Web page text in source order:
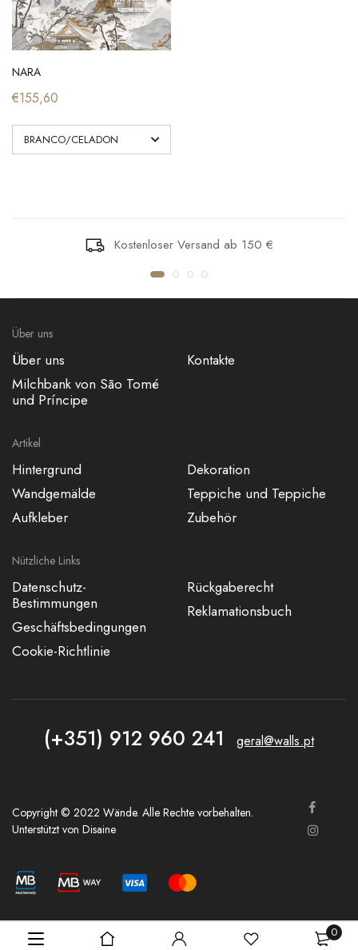
NARA
€155,60
Kostenloser Versand ab 150 €
Über uns
Über uns
Milchbank von São Tomé
und Príncipe
Kontakte
Artikel
Hintergrund
Wandgemälde
Aufkleber
Dekoration
Teppiche und Teppiche
Zubehör
Nützliche Links
Datenschutz-
Bestimmungen
Geschäftsbedingungen
Cookie-Richtlinie
Rückgaberecht
Reklamationsbuch
(+351) 912 960 241 geral@walls.pt
Copyright © 2022 Wände. Alle Rechte vorbehalten.
Unterstützt von Disaine
0